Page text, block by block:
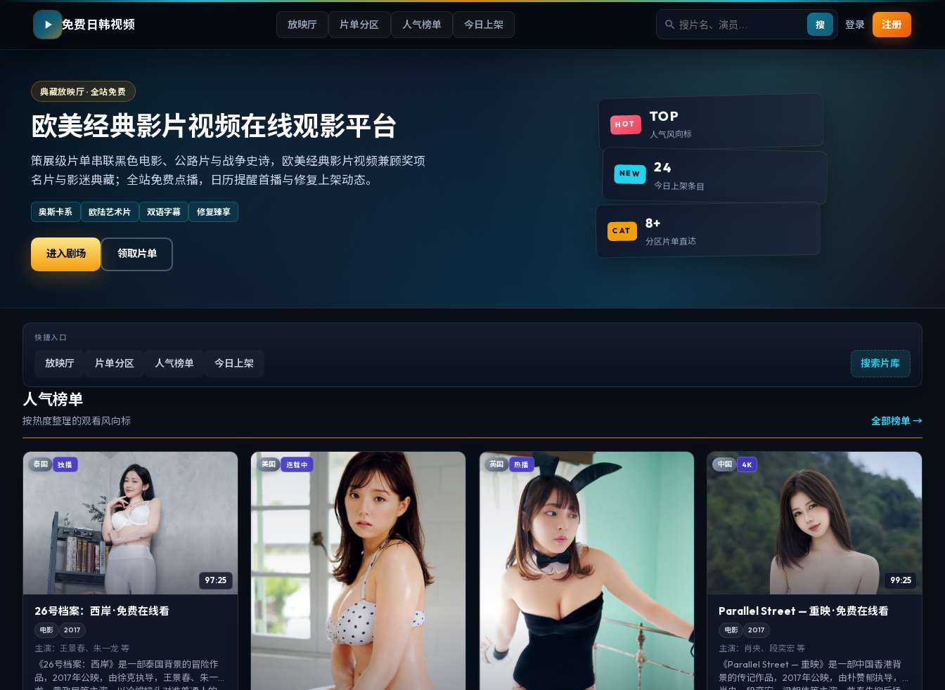
免费日韩视频 放映厅 片单分区 人气榜单 今日上架 搜 登录 注册
典藏放映厅 · 全站免费
欧美经典影片视频在线观影平台
策展级片单串联黑色电影、公路片与战争史诗，欧美经典影片视频兼顾奖项
名片与影迷典藏；全站免费点播，日历提醒首播与修复上架动态。
奥斯卡系 欧陆艺术片 双语字幕 修复臻享
进入剧场 领取片单
HOT TOP
人气风向标
NEW 24
今日上架条目
CAT 8+
分区片单直达
快捷入口
放映厅 片单分区 人气榜单 今日上架 搜索片库
人气榜单
按热度整理的观看风向标 全部榜单 →
泰国 独播
97:25
26号档案：西岸 · 免费在线看
电影 2017
主演： 王景春、朱一龙 等
《26号档案：西岸》是一部泰国背景的冒险作
品，2017年公映，由徐克执导，王景春、朱一
美国 连载中 英国 热播 中国 4K
99:25
Parallel Street — 重映 · 免费在线看
电影 2017
主演： 肖央、段奕宏 等
《Parallel Street — 重映》是一部中国香港背
景的传记作品，2017年公映，由朴赞郁执导，